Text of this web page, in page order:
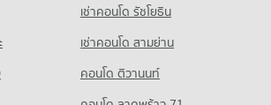
ศ
จารย์ สามเสนวิทยาลัย 2
ซ์ตร้า รัชดาภิเษก
กาศ
ร้า รัชดาภิเษก
าศ
คลัง
ารคลัง
าศ
เช่าคอนโด รัชโยธิน
เช่าคอนโด สามย่าน
คอนโด ติวานนท์